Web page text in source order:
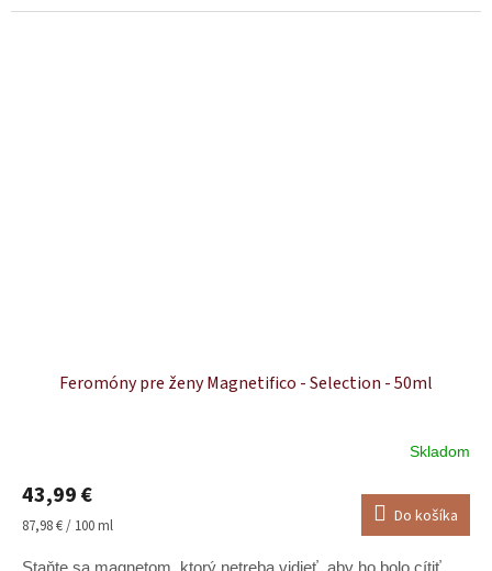
Feromóny pre ženy Magnetifico - Selection - 50ml
produktu
je
5,0
z
Skladom
43,99 €
Jednotková
87,98 € / 100 ml Do košíka